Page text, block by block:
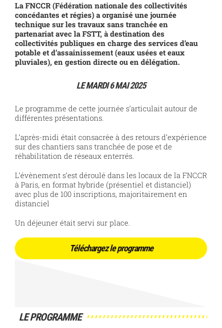
La FNCCR (Fédération nationale des collectivités
concédantes et régies) a organisé une journée
technique sur les travaux sans tranchée en
partenariat avec la FSTT, à destination des
collectivités publiques en charge des services d’eau
potable et d’assainissement (eaux usées et eaux
pluviales), en gestion directe ou en délégation.
LE MARDI 6 MAI 2025
Le programme de cette journée s’articulait autour de
différentes présentations.
L’après-midi était consacrée à des retours d’expérience
sur des chantiers sans tranchée de pose et de
réhabilitation de réseaux enterrés.
L’évènement s’est déroulé dans les locaux de la FNCCR
à Paris, en format hybride (présentiel et distanciel)
avec plus de 100 inscriptions, majoritairement en
distanciel
Un déjeuner était servi sur place.
Téléchargez le programme
LE PROGRAMME